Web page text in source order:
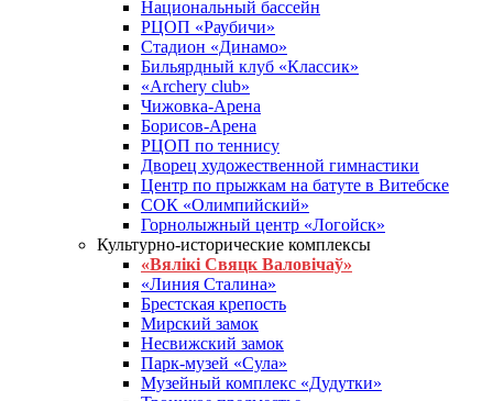
Национальный бассейн
РЦОП «Раубичи»
Стадион «Динамо»
Бильярдный клуб «Классик»
«Archery club»
Чижовка-Арена
Борисов-Арена
РЦОП по теннису
Дворец художественной гимнастики
Центр по прыжкам на батуте в Витебске
СОК «Олимпийский»
Горнолыжный центр «Логойск»
Культурно-исторические комплексы
«Вялікі Свяцк Валовічаў»
«Линия Сталина»
Брестская крепость
Мирский замок
Несвижский замок
Парк-музей «Сула»
Музейный комплекс «Дудутки»